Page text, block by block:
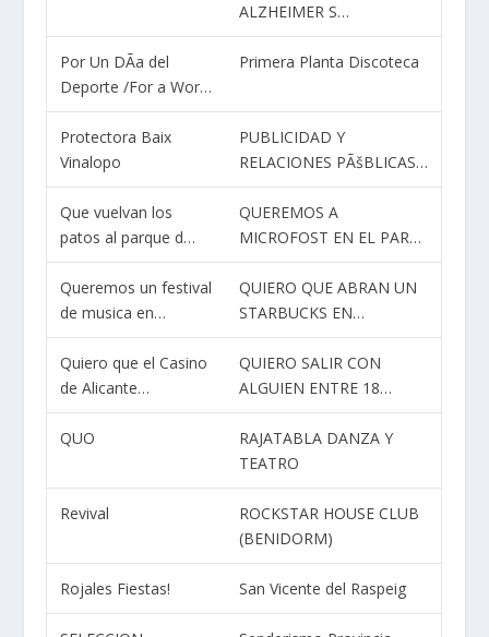
ALZHEIMER S…
Por Un DÃ­a del
Deporte /For a Wor…
Primera Planta Discoteca
Protectora Baix
Vinalopo
PUBLICIDAD Y
RELACIONES PÃšBLICAS…
Que vuelvan los
patos al parque d…
QUEREMOS A
MICROFOST EN EL PAR…
Queremos un festival
de musica en…
QUIERO QUE ABRAN UN
STARBUCKS EN…
Quiero que el Casino
de Alicante…
QUIERO SALIR CON
ALGUIEN ENTRE 18…
QUO
RAJATABLA DANZA Y
TEATRO
Revival
ROCKSTAR HOUSE CLUB
(BENIDORM)
Rojales Fiestas! San Vicente del Raspeig